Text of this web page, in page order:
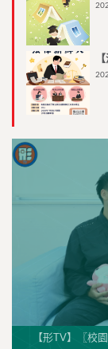
【形TV】〖校